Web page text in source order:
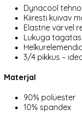
Dynacool
Kiiresti kuivav
Elastne värvel
Lukuga
3/4 pikkus –
Materjal
90% polüester
10% spandex